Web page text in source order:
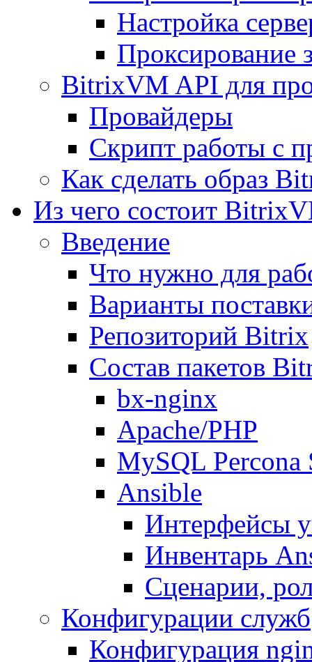
Настройка
Проксирование
BitrixVM API для
Провайдеры
Скрипт работы с
Как сделать образ
Из чего состоит
Введение
Что нужно для
Варианты
Репозиторий Bitrix
Состав пакетов
bx-nginx
Apache/PHP
MySQL Percona
Ansible
Интерфейсы
Инвентарь
Сценарии,
Конфигурации служб
Конфигурация